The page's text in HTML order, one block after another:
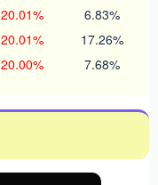
20.01% 6.83%
20.01% 17.26%
20.00% 7.68%